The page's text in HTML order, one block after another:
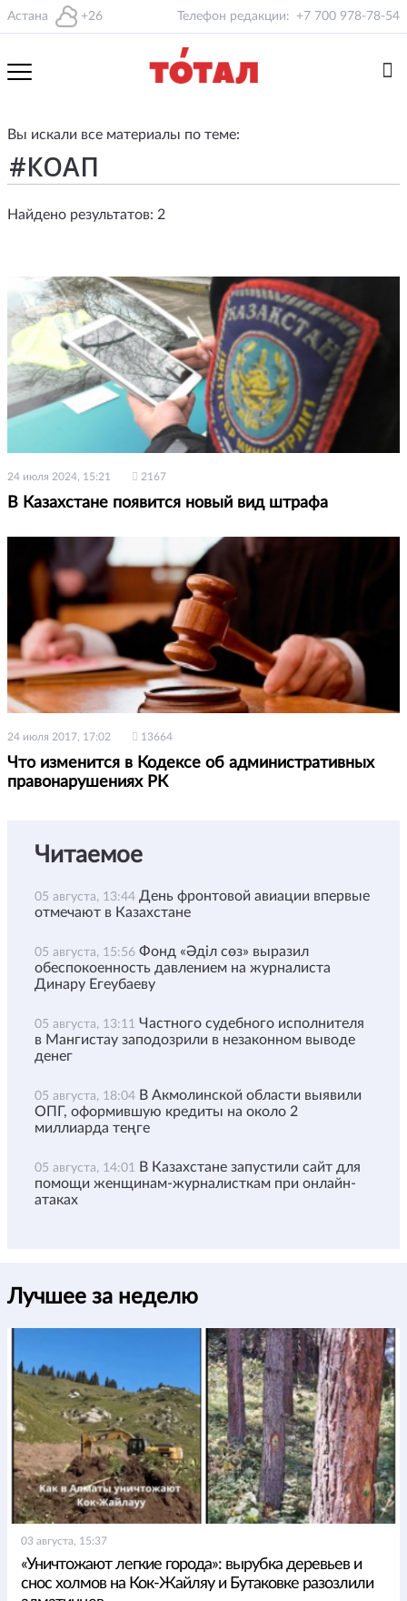
Астана +26 Телефон редакции: +7 700 978-78-54
Вы искали все материалы по теме:
Найдено результатов: 2
24 июля 2024, 15:21 2167
В Казахстане появится новый вид штрафа
24 июля 2017, 17:02 13664
Что изменится в Кодексе об административных
правонарушениях РК
Читаемое
05 августа, 13:44 День фронтовой авиации впервые
отмечают в Казахстане
05 августа, 15:56 Фонд «Әділ сөз» выразил
обеспокоенность давлением на журналиста
Динару Егеубаеву
05 августа, 13:11 Частного судебного исполнителя
в Мангистау заподозрили в незаконном выводе
денег
05 августа, 18:04 В Акмолинской области выявили
ОПГ, оформившую кредиты на около 2
миллиарда теңге
05 августа, 14:01 В Казахстане запустили сайт для
помощи женщинам-журналисткам при онлайн-
атаках
Лучшее за неделю
03 августа, 15:37
«Уничтожают легкие города»: вырубка деревьев и
снос холмов на Кок-Жайляу и Бутаковке разозлили